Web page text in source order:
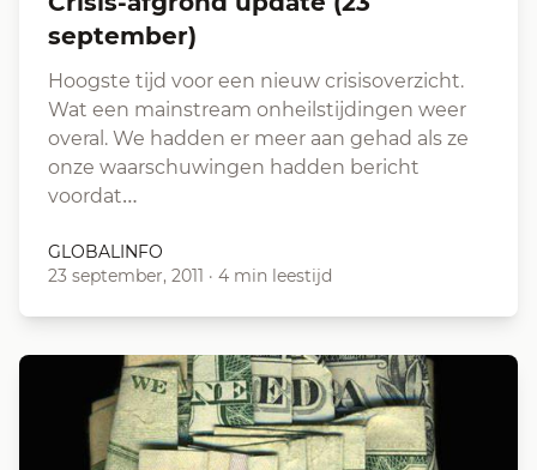
september)
Hoogste tijd voor een nieuw crisisoverzicht.
Wat een mainstream onheilstijdingen weer
overal. We hadden er meer aan gehad als ze
onze waarschuwingen hadden bericht
voordat…
GLOBALINFO
23 september, 2011 · 4 min leestijd